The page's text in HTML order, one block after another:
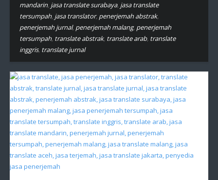
mandarin, jasa translate surabaya, jasa translate
tersumpah, jasa translator, penerjemah abstrak,
penerjemah jurnal, penerjemah malang, penerjemah
tersumpah, translate abstrak, translate arab, translate
inggris, translate jurnal